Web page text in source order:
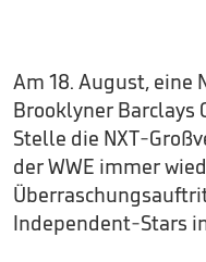
Am 18. August, eine
Brooklyner Barclays
Stelle die NXT-
der WWE immer
Independent-Stars